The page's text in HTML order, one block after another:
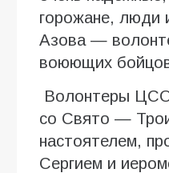
горожане, люди
Азова —
воюющих
Волонтеры
со Свято —
настоятелем,
Сергием и